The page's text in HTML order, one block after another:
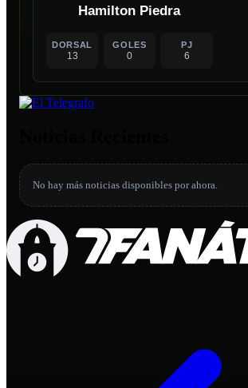
Hamilton Piedra
DORSAL
13
GOLES
0
PJ
6
No hay más noticias disponibles por ahora.